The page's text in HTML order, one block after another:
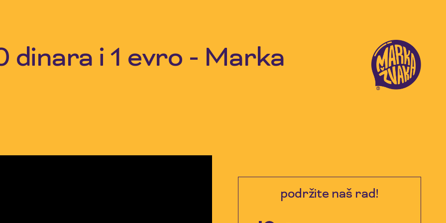
dinara i 1 evro - Marka
podržite naš rad!